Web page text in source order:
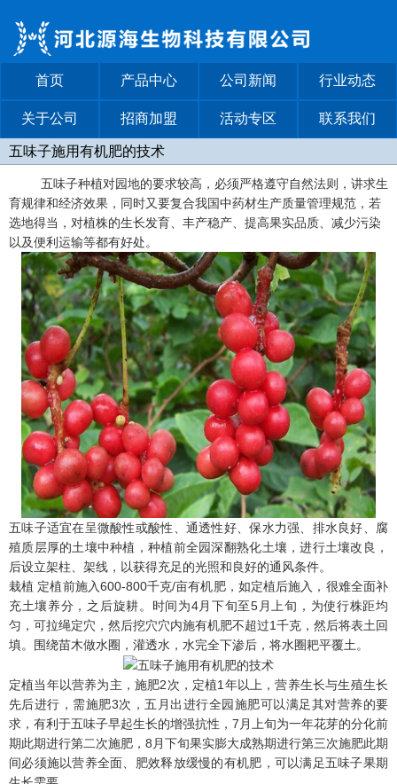
首页 产品中心 公司新闻 行业动态
关于公司 招商加盟 活动专区 联系我们
五味子施用有机肥的技术
五味子种植对园地的要求较高，必须严格遵守自然法则，讲求生
育规律和经济效果，同时又要复合我国中药材生产质量管理规范，若
选地得当，对植株的生长发育、丰产稳产、提高果实品质、减少污染
以及便利运输等都有好处。
五味子适宜在呈微酸性或酸性、通透性好、保水力强、排水良好、腐
殖质层厚的土壤中种植，种植前全园深翻熟化土壤，进行土壤改良，
后设立架柱、架线，以获得充足的光照和良好的通风条件。
栽植 定植前施入600-800千克/亩有机肥，如定植后施入，很难全面补
充土壤养分，之后旋耕。时间为4月下旬至5月上旬，为使行株距均
匀，可拉绳定穴，然后挖穴穴内施有机肥不超过1千克，然后将表土回
填。围绕苗木做水圈，灌透水，水完全下渗后，将水圈耙平覆土。
定植当年以营养为主，施肥2次，定植1年以上，营养生长与生殖生长
先后进行，需施肥3次，五月出进行全园施肥可以满足其对营养的要
求，有利于五味子早起生长的增强抗性，7月上旬为一年花芽的分化前
期此期进行第二次施肥，8月下旬果实膨大成熟期进行第三次施肥此期
间必须施以营养全面、肥效释放缓慢的有机肥，可以满足五味子果期